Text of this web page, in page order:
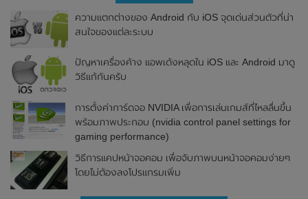
ความแตกต่างของ Android กับ iOS จุดเด่นส่วนตัวที่น่า
สนใจของแต่ละระบบ
ปัญหาเครื่องค้าง แอพเด้งหลุดใน iOS และ Android มาดู
วิธีแก้กันครับ
การตั้งค่าการ์ดจอ NVIDIA เพื่อการเล่นเกมส์ที่ไหลลื่นขึ้น
พร้อมภาพประกอบ (nvidia control panel settings for
gaming performance)
วิธีการแคปหน้าจอคอม เพื่อจับภาพบนหน้าจอคอมง่ายๆ
โดยไม่ต้องลงโปรแกรมเพิ่ม